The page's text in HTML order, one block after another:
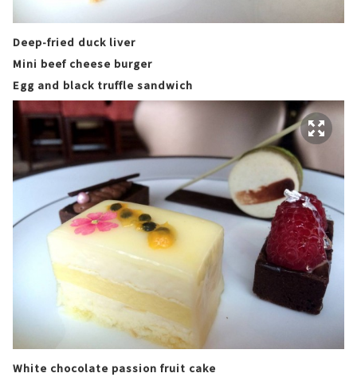
Deep-fried duck liver
Mini beef cheese burger
Egg and black truffle sandwich
White chocolate passion fruit cake